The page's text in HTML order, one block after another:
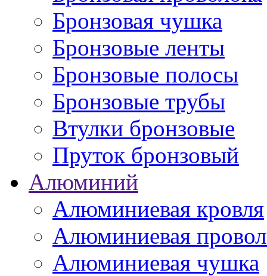
Бронзовая чушка
Бронзовые ленты
Бронзовые полосы
Бронзовые трубы
Втулки бронзовые
Пруток бронзовый
Алюминий
Алюминиевая кровля
Алюминиевая
Алюминиевая чушка